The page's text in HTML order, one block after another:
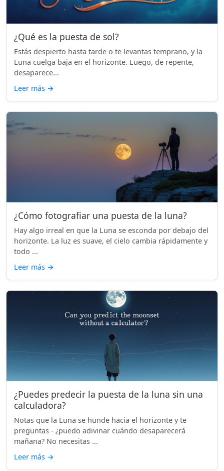
¿Qué es la puesta de sol?
Estás despierto hasta tarde o te levantas temprano, y la
Luna cuelga baja en el horizonte. Luego, de repente,
desaparece...
Leer más →
¿Cómo fotografiar una puesta de la luna?
Hay algo irreal en que la Luna se esconda por debajo del
horizonte. La luz es suave, el cielo cambia rápidamente y
todo ...
Leer más →
¿Puedes predecir la puesta de la luna sin una
calculadora?
Notas que la Luna se hunde hacia el horizonte y te
preguntas - ¿puedo adivinar cuándo desaparecerá
mañana? No necesitas ...
Leer más →